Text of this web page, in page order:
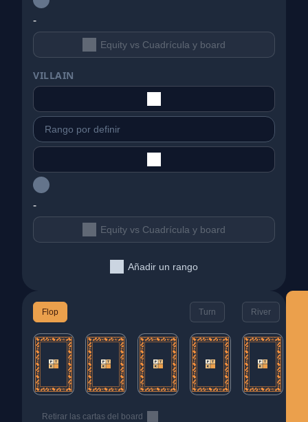
-
Equity vs Cuadrícula y board
VILLAIN
-
Equity vs Cuadrícula y board
Añadir un rango
Flop Turn River
Retirar las cartas del board